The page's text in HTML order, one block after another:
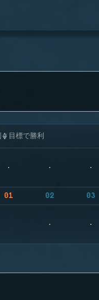
目標で勝利
01 02 03